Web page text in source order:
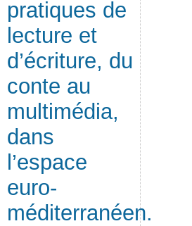
pratiques de
lecture et
d’écriture, du
conte au
multimédia,
dans
l’espace
euro-
méditerranéen.